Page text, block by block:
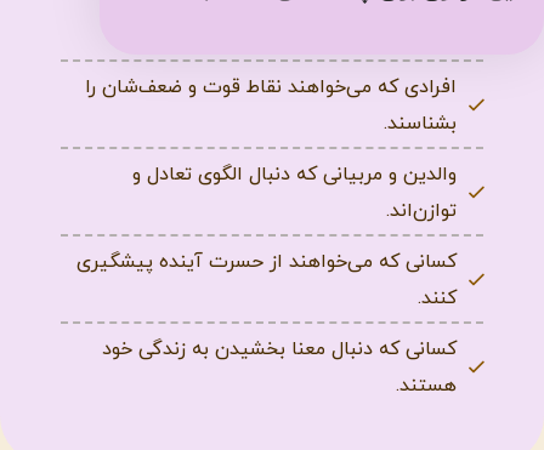
افرادی که می‌خواهند نقاط قوت و ضعف‌شان را
بشناسند.
والدین و مربیانی که دنبال الگوی تعادل و
توازن‌اند.
کسانی که می‌خواهند از حسرت آینده پیشگیری
کنند.
کسانی که دنبال معنا بخشیدن به زندگی خود
هستند.